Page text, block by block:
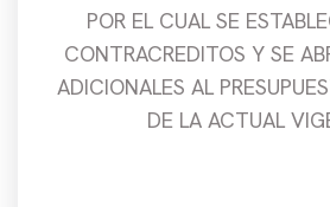
POR EL CUAL SE
CONTRACREDITOS Y SE
ADICIONALES AL
DE LA ACTUAL